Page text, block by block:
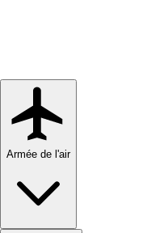
Armée de l'air